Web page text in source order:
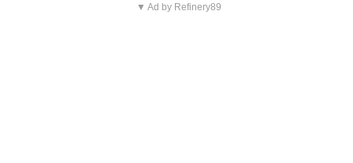
▼ Ad by Refinery89